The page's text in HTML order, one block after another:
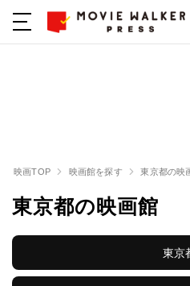
映画TOP 映画館を探す 東京都の映
東京都の映画館
東京